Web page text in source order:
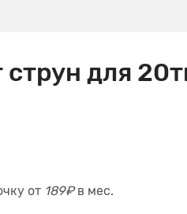
для
от 189₽в мес.